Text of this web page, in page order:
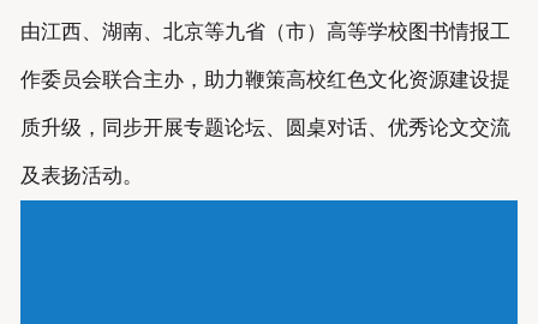
由江西、湖南、北京等九省（市）高等学校图书情报工
作委员会联合主办，助力鞭策高校红色文化资源建设提
质升级，同步开展专题论坛、圆桌对话、优秀论文交流
及表扬活动。